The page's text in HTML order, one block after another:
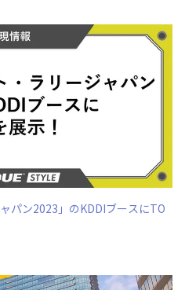
パン2023」のKDDIブースにTO